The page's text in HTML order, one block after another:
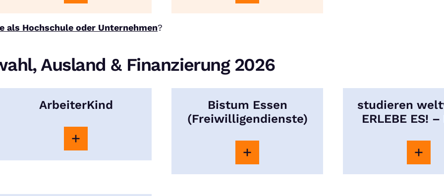
als Hochschule oder Unternehmen?
Ausland & Finanzierung 2026
ArbeiterKind
Bistum Essen
(Freiwilligendienste)
studieren
ERLEBE ES! –